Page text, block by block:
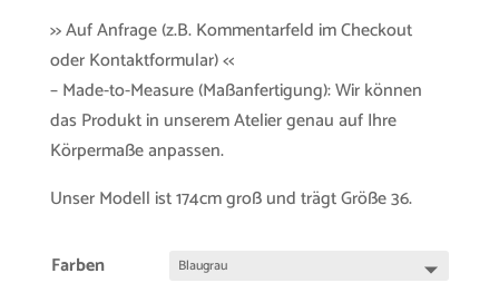
>> Auf Anfrage (z.B. Kommentarfeld im Checkout
oder Kontaktformular) <<
– Made-to-Measure (Maßanfertigung): Wir können
das Produkt in unserem Atelier genau auf Ihre
Körpermaße anpassen.
Unser Modell ist 174cm groß und trägt Größe 36.
Farben